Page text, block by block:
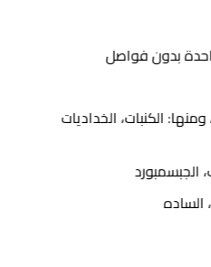
بدون فواصل
الكنبات، الخداديات
الجبسمبورد
الساده